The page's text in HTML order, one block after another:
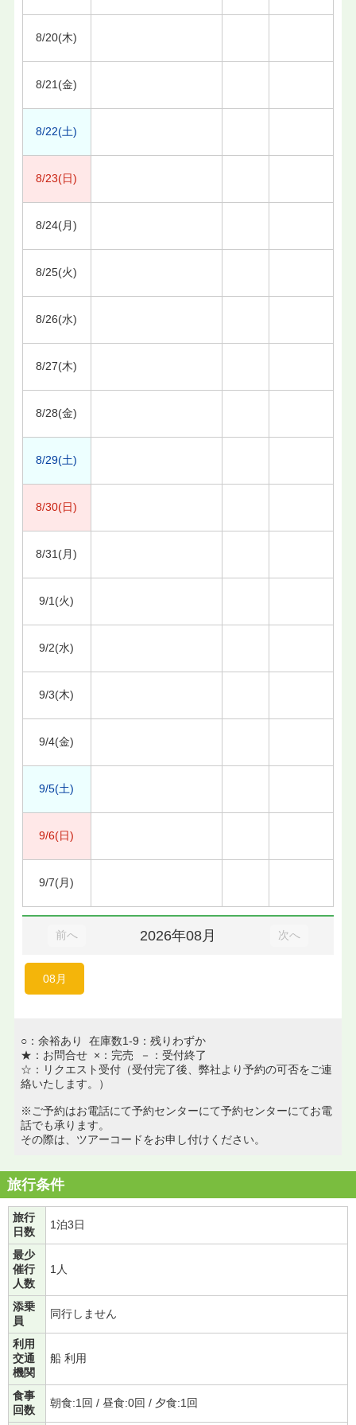
8/20(木)
8/21(金)
8/22(土)
8/23(日)
8/24(月)
8/25(火)
8/26(水)
8/27(木)
8/28(金)
8/29(土)
8/30(日)
8/31(月)
9/1(火)
9/2(水)
9/3(木)
9/4(金)
9/5(土)
9/6(日)
9/7(月)
前へ 2026年08月 次へ
08月
○：余裕あり 在庫数1-9：残りわずか
★：お問合せ ×：完売 －：受付終了
☆：リクエスト受付（受付完了後、弊社より予約の可否をご連
絡いたします。）
※ご予約はお電話にて予約センターにて予約センターにてお電
話でも承ります。
その際は、ツアーコードをお申し付けください。
旅行条件
旅行
日数
1泊3日
最少
催行
人数
1人
添乗
員
同行しません
利用
交通
機関
船 利用
食事
回数
朝食:1回 / 昼食:0回 / 夕食:1回